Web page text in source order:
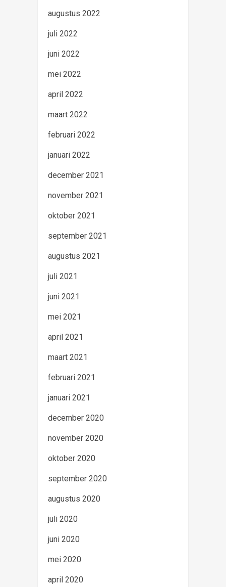
augustus 2022
juli 2022
juni 2022
mei 2022
april 2022
maart 2022
februari 2022
januari 2022
december 2021
november 2021
oktober 2021
september 2021
augustus 2021
juli 2021
juni 2021
mei 2021
april 2021
maart 2021
februari 2021
januari 2021
december 2020
november 2020
oktober 2020
september 2020
augustus 2020
juli 2020
juni 2020
mei 2020
april 2020